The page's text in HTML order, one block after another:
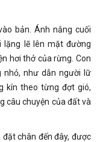
bản. Ánh nắng cuối
lặng lẽ lên mặt đường
hơi thở của rừng. Con
nhỏ, như dẫn người lữ
kín theo từng đợt gió,
câu chuyện của đất và
chân đến đây, được